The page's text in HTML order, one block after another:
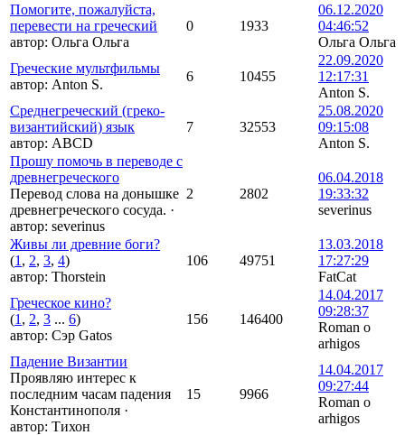
Помогите, пожалуйста,
перевести на греческий
автор: Ольга Ольга
0 1933
06.12.2020
04:46:52
Ольга Ольга
Греческие мультфильмы
автор: Anton S.
6 10455
22.09.2020
12:17:31
Anton S.
Среднегреческий (греко-
византийский) язык
автор: ABCD
7 32553
25.08.2020
09:15:08
Anton S.
Прошу помочь в переводе с
древнегреческого
Перевод слова на донышке
древнегреческого сосуда. ·
автор: severinus
2 2802
06.04.2018
19:33:32
severinus
Живы ли древние боги?
(1 , 2, 3, 4)
автор: Thorstein
106 49751
13.03.2018
17:27:29
FatCat
Греческое кино?
(1 , 2, 3 ... 6)
автор: Сэр Gatos
156 146400
14.04.2017
09:28:37
Roman o
arhigos
Падение Византии
Проявляю интерес к
последним часам падения
Константинополя ·
автор: Тихон
15 9966
14.04.2017
09:27:44
Roman o
arhigos